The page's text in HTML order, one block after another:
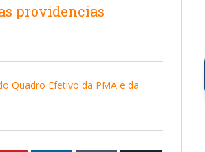
providencias
Quadro Efetivo da PMA e da